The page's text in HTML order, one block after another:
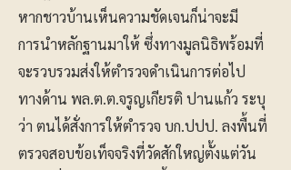
หากชาวบ้านเห็นความชัดเจนก็น่าจะมี
การนำหลักฐานมาให้ ซึ่งทางมูลนิธิพร้อมที่
จะรวบรวมส่งให้ตำรวจดำเนินการต่อไป
ทางด้าน พล.ต.ต.จรูญเกียรติ ปานแก้ว ระบุ
ว่า ตนได้สั่งการให้ตำรวจ บก.ปปป. ลงพื้นที่
ตรวจสอบข้อเท็จจริงที่วัดสักใหญ่ตั้งแต่วัน